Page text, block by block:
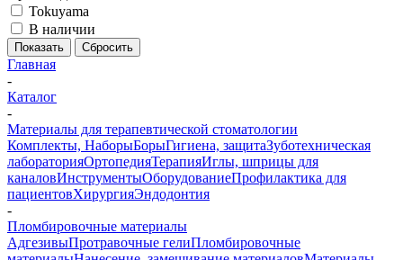
Tokuyama
В наличии
Сбросить
Главная
-
Каталог
-
Материалы для терапевтической стоматологии
Комплекты, НаборыБорыГигиена, защитаЗуботехническая
лабораторияОртопедияТерапияИглы, шприцы для
каналовИнструментыОборудованиеПрофилактика для
пациентовХирургияЭндодонтия
-
Пломбировочные материалы
АдгезивыПротравочные гелиПломбировочные